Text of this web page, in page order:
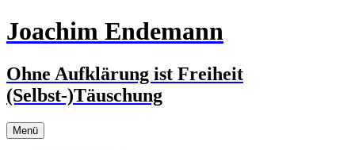
Zum
Inhalt
Joachim Endemann
Ohne Aufklärung ist Freiheit
(Selbst-)Täuschung
Menü